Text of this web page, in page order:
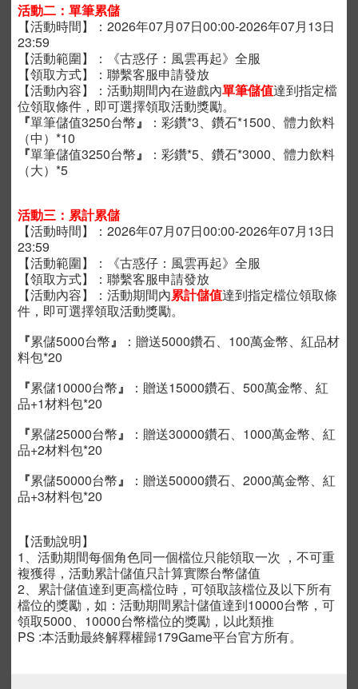
活動二：單筆累儲
【活動時間】：2026年07月07日00:00-2026年07月13日
23:59
【活動範圍】：《古惑仔：風雲再起》全服
【領取方式】：聯繫客服申請發放
【活動內容】：活動期間內在遊戲內單筆儲值達到指定檔
位領取條件，即可選擇領取活動獎勵。
『單筆儲值3250台幣』 ：彩鑽*3、鑽石*1500、體力飲料
（中）*10
『單筆儲值3250台幣』 ：彩鑽*5、鑽石*3000、體力飲料
（大）*5
活動三：累計累儲
【活動時間】：2026年07月07日00:00-2026年07月13日
23:59
【活動範圍】：《古惑仔：風雲再起》全服
【領取方式】：聯繫客服申請發放
【活動內容】：活動期間內累計儲值達到指定檔位領取條
件，即可選擇領取活動獎勵。
『累儲5000台幣』
：贈送5000鑽石、100萬金幣、紅品材
料包*20
『累儲10000台幣』 ：贈送15000鑽石、500萬金幣、紅
品+1材料包*20
『累儲25000台幣』 ：贈送30000鑽石、1000萬金幣、紅
品+2材料包*20
『累儲50000台幣』 ：贈送50000鑽石、2000萬金幣、紅
品+3材料包*20
【活動說明】
1、活動期間每個角色同一個檔位只能領取一次 ，不可重
複獲得，活動累計儲值只計算實際台幣儲值
2、累計儲值達到更高檔位時，可領取該檔位及以下所有
檔位的獎勵，如：活動期間累計儲值達到10000台幣，可
領取5000、10000台幣檔位的獎勵，以此類推
PS :本活動最終解釋權歸179Game平台官方所有。